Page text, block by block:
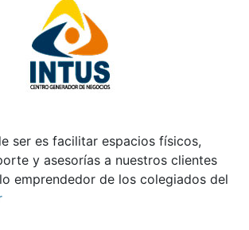
ser es facilitar espacios físicos,
y asesorías a nuestros clientes
emprendedor de los colegiados del